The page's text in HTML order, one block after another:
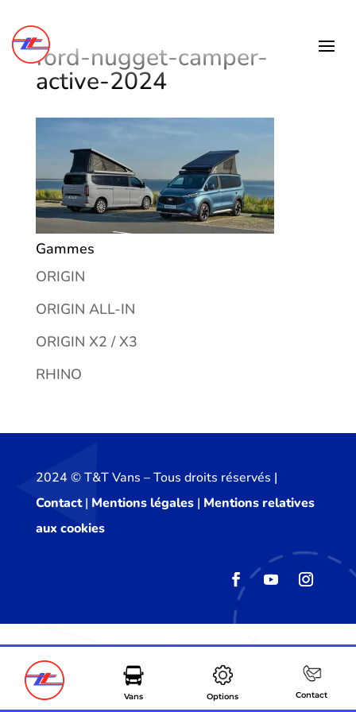
Vans Options Contact
ford-nugget-camper-
active-2024
Gammes
ORIGIN
ORIGIN ALL-IN
ORIGIN X2 / X3
RHINO
2024 ©️ T&T Vans – Tous droits réservés |
Contact| Mentions légales| Mentions relatives
aux cookies